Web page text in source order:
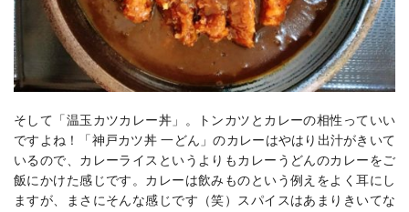
そして「温玉カツカレー丼」。トンカツとカレーの相性っていい
ですよね！「神戸カツ丼 一どん」のカレーはやはり出汁がきいて
いるので、カレーライスというよりもカレーうどんのカレーをご
飯にかけた感じです。カレーは飲みものという例えをよく耳にし
ますが、まさにそんな感じです（笑）スパイスはあまりきいてな